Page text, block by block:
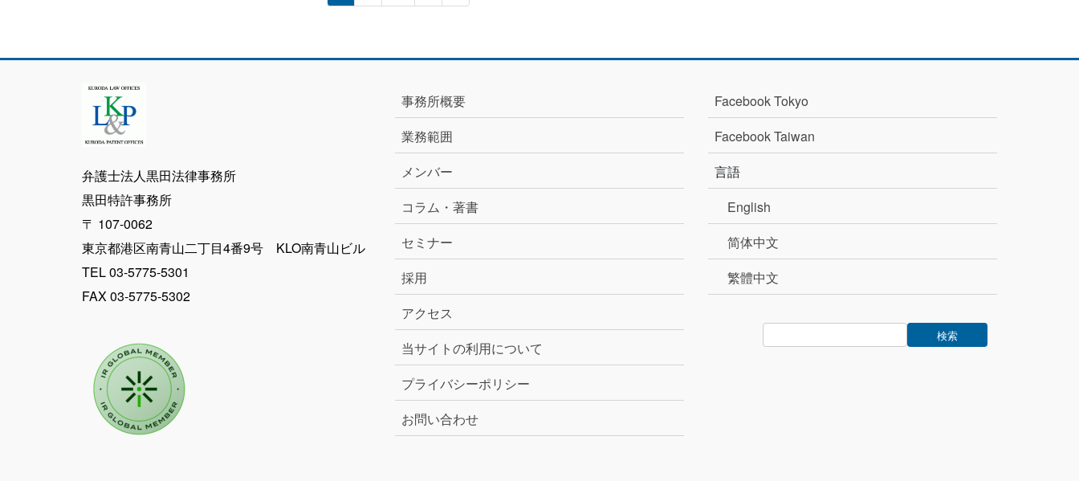
の
ペ
ー
ジ
送
り
定
定
定
弁護士法人黒田法律事務所
黒田特許事務所
〒 107-0062
東京都港区南青山二丁目4番9号 KLO南青山ビル
TEL 03-5775-5301
FAX 03-5775-5302
事務所概要
業務範囲
メンバー
コラム・著書
セミナー
採用
アクセス
当サイトの利用について
プライバシーポリシー
お問い合わせ
Facebook Tokyo
Facebook Taiwan
言語
English
简体中文
繁體中文